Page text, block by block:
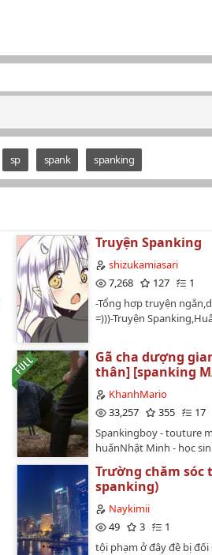
sp spank spanking
Truyện Spanking
shizukamiasari
7,268
127
1
-Tổng hợp truyện
=)))-Truyện
Gã cha dượng
thân] [spanking
KhanhMario
33,257
355
17
Spankingboy - touture
huấnNhật Minh - học
sống cùng ông Hùng -
hồ số má" nói một là
cực kì thích hành hạ và
nhục Minh.…
Trường chăm sóc
spanking)
Naykimii
49
3
1
tội phạm ở đây đề bị